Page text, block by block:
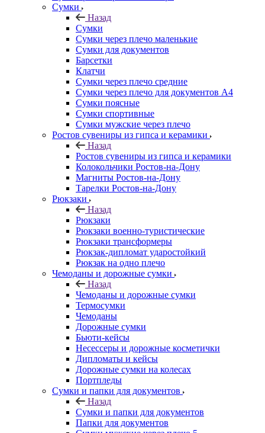
Сумки
Назад
Сумки
Сумки через плечо маленькие
Сумки для документов
Барсетки
Клатчи
Сумки через плечо средние
Сумки через плечо для документов А4
Сумки поясные
Сумки спортивные
Сумки мужские через плечо
Ростов сувениры из гипса и керамики
Назад
Ростов сувениры из гипса и керамики
Колокольчики Ростов-на-Дону
Магниты Ростов-на-Дону
Тарелки Ростов-на-Дону
Рюкзаки
Назад
Рюкзаки
Рюкзаки военно-туристические
Рюкзаки трансформеры
Рюкзак-дипломат ударостойкий
Рюкзак на одно плечо
Чемоданы и дорожные сумки
Назад
Чемоданы и дорожные сумки
Термосумки
Чемоданы
Дорожные сумки
Бьюти-кейсы
Несессеры и дорожные косметички
Дипломаты и кейсы
Дорожные сумки на колесах
Портпледы
Сумки и папки для документов
Назад
Сумки и папки для документов
Папки для документов